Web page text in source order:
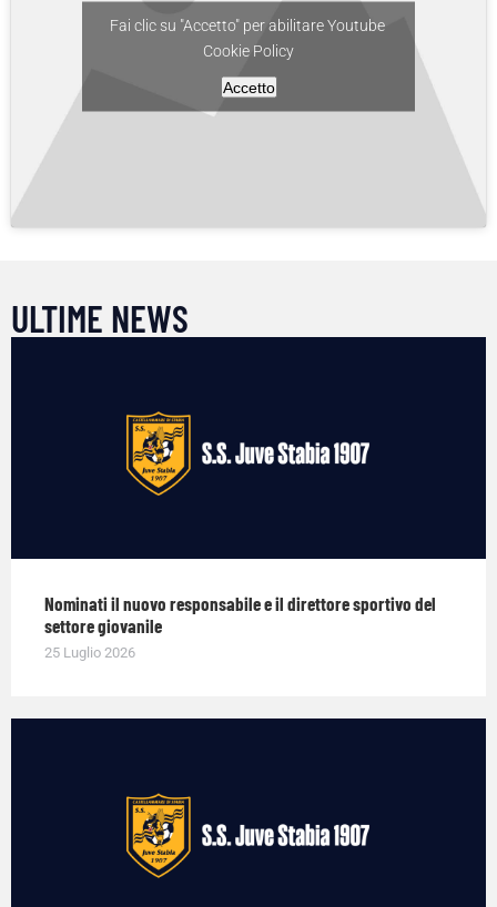
Fai clic su "Accetto" per abilitare Youtube
Cookie Policy
Accetto
ULTIME NEWS
Nominati il nuovo responsabile e il direttore sportivo del
settore giovanile
25 Luglio 2026